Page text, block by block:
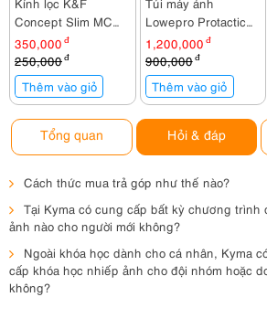
Concept Slim MC
UV 52mm KF01.024
350,000 đ
250,000đ
Thêm vào giỏ
Lowepro Protactic
SH 120 AW
1,200,000 đ
900,000 đ
Thêm vào giỏ
Tổng quan Hỏi & đáp
Cách thức mua trả góp như thế nào?
Tại Kyma có cung cấp bất kỳ chương trình
ảnh nào cho người mới không?
Ngoài khóa học dành cho cá nhân, Kyma
cấp khóa học nhiếp ảnh cho đội nhóm hoặc
không?